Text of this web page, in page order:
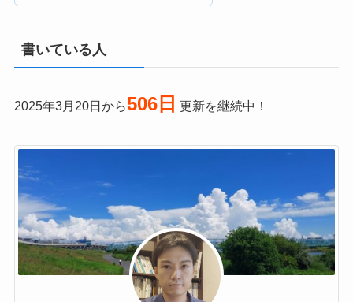
書いている人
2025年3月20日から506日 更新を継続中！